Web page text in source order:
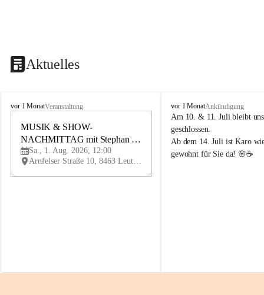
Aktuelles
K
vor 1 MonatVeranstaltung
AU
MUSIK & SHOW-
NACHMITTAG mit Stephan
Herzog
Sa., 1. Aug. 2026, 12:00
Arnfelser Straße 10, 8463 Leutschach an der Weinstraße, AUT
K
n
i
e
y
vor 1 MonatAnkündigung
Am 10. & 11. Juli bleibt
geschlossen.
Ab dem 14. Juli ist Karo
gewohnt für Sie da! 🌸☕